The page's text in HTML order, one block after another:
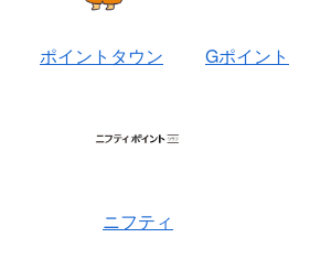
ポイントタウン Gポイント
ニフティ